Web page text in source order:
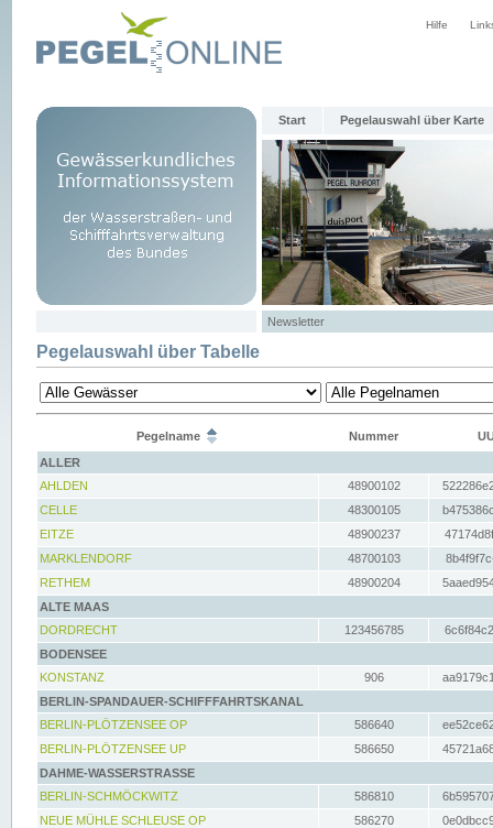
Hilfe
Start Pegelauswahl über Karte
Newsletter
Pegelauswahl über Tabelle
Pegelname Nummer
ALLER
AHLDEN
48900102
CELLE
48300105
EITZE
48900237
MARKLENDORF
48700103
RETHEM
48900204
ALTE MAAS
DORDRECHT
123456785
BODENSEE
KONSTANZ
906
BERLIN-SPANDAUER-SCHIFFFAHRTSKANAL
BERLIN-PLÖTZENSEE OP
586640
BERLIN-PLÖTZENSEE UP
586650
DAHME-WASSERSTRASSE
BERLIN-SCHMÖCKWITZ
586810
NEUE MÜHLE SCHLEUSE OP
586270